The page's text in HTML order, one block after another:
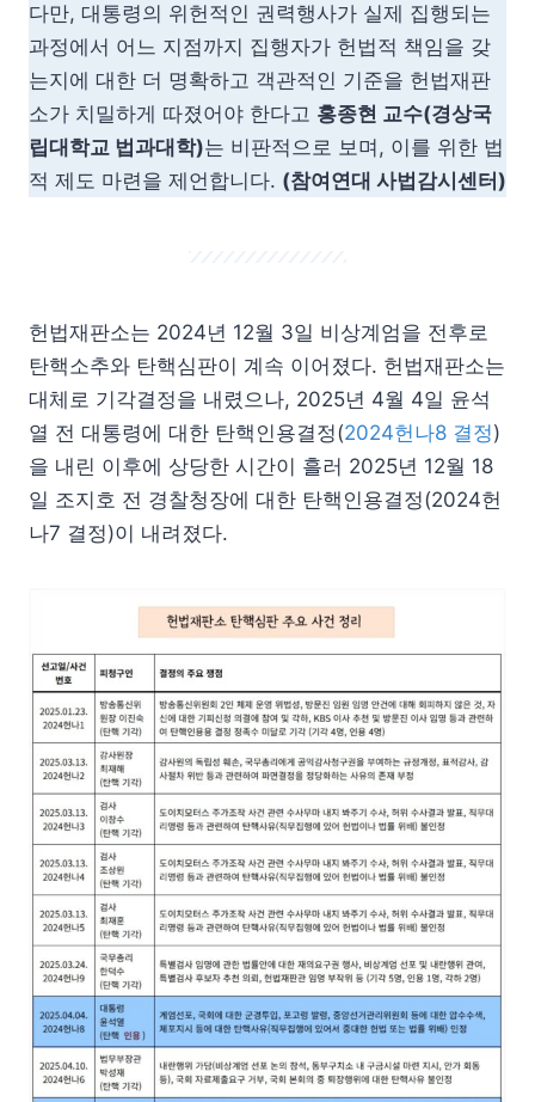
다만, 대통령의 위헌적인 권력행사가 실제 집행되는
과정에서 어느 지점까지 집행자가 헌법적 책임을 갖
는지에 대한 더 명확하고 객관적인 기준을 헌법재판
소가 치밀하게 따졌어야 한다고 홍종현 교수(경상국
립대학교 법과대학)는 비판적으로 보며, 이를 위한 법
적 제도 마련을 제언합니다. (참여연대 사법감시센터)
헌법재판소는 2024년 12월 3일 비상계엄을 전후로
탄핵소추와 탄핵심판이 계속 이어졌다. 헌법재판소는
대체로 기각결정을 내렸으나, 2025년 4월 4일 윤석
열 전 대통령에 대한 탄핵인용결정(2024헌나8 결정)
을 내린 이후에 상당한 시간이 흘러 2025년 12월 18
일 조지호 전 경찰청장에 대한 탄핵인용결정(2024헌
나7 결정)이 내려졌다.